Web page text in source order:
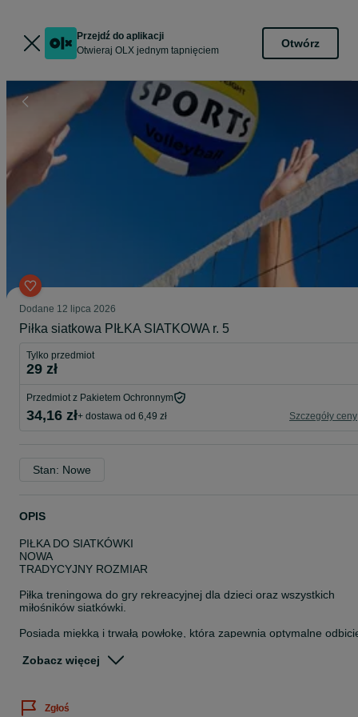
Przejdź do aplikacji
Otwieraj OLX jednym tapnięciem
Otwórz
Dodane 12 lipca 2026
Piłka siatkowa PIŁKA SIATKOWA r. 5
Tylko przedmiot
29 zł
Przedmiot z Pakietem Ochronnym
34,16 zł+ dostawa od 6,49 zł Szczegóły ceny
Stan: Nowe
OPIS
PIŁKA DO SIATKÓWKI
NOWA
TRADYCYJNY ROZMIAR
Piłka treningowa do gry rekreacyjnej dla dzieci oraz wszystkich
miłośników siatkówki.
Posiada miękką i trwałą powłokę, która zapewnia optymalne
Zobacz więcej
Zgłoś